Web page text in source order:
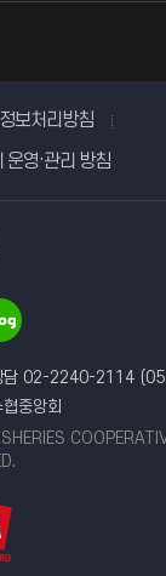
보처리방침
영·관리 방침
담 02-2240-2114
중앙회